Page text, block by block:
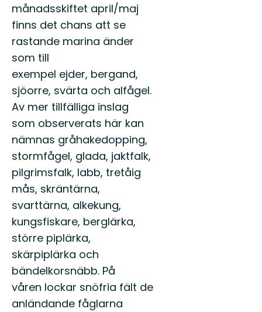
månadsskiftet april/maj
finns det chans att se
rastande marina änder
som till
exempel ejder, bergand,
sjöorre, svärta och alfågel.
Av mer tillfälliga inslag
som observerats här kan
nämnas gråhakedopping,
stormfågel, glada, jaktfalk,
pilgrimsfalk, labb, tretåig
mås, skräntärna,
svarttärna, alkekung,
kungsfiskare, berglärka,
större piplärka,
skärpiplärka och
bändelkorsnäbb. På
våren lockar snöfria fält de
anländande fåglarna